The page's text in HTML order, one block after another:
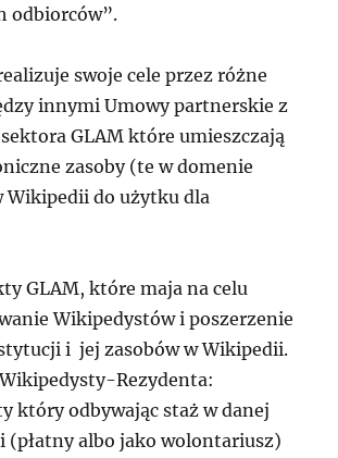
odbiorców”.
swoje cele przez różne
innymi Umowy partnerskie z
GLAM które umieszczają
zasoby (te w domenie
Wikipedii do użytku dla
GLAM, które maja na celu
Wikipedystów i poszerzenie
i jej zasobów w Wikipedii.
Rezydenta:
który odbywając staż w danej
(płatny albo jako wolontariusz)